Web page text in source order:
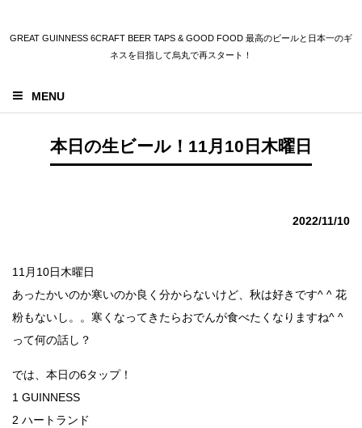
GREAT GUINNESS 6CRAFT BEER TAPS & GOOD FOOD 最高のビールと日本一のギ
ネスを目指して烏丸で再スタート！
MENU
本日の生ビール！11月10日木曜日
2022/11/10
11月10日木曜日
あったかいのか寒いのか良く分からないけど、秋は好きです^ ^ 花
粉もないし。。寒くなってきたらおでんが食べたくなりますね^ ^
って何の話し？
では、本日の6タップ！
1 GUINNESS
2 ハートランド